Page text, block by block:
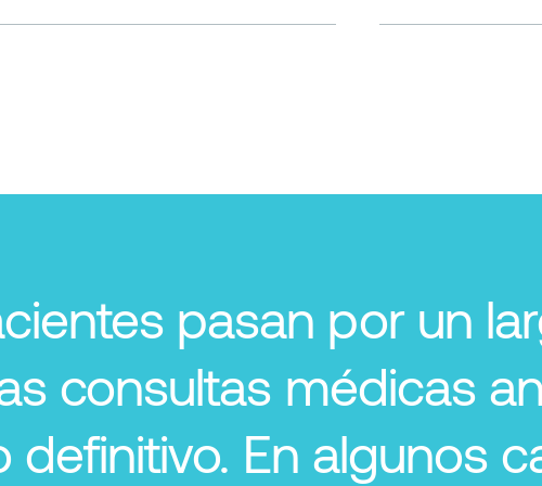
pasan por un
consultas médicas
definitivo. En algunos